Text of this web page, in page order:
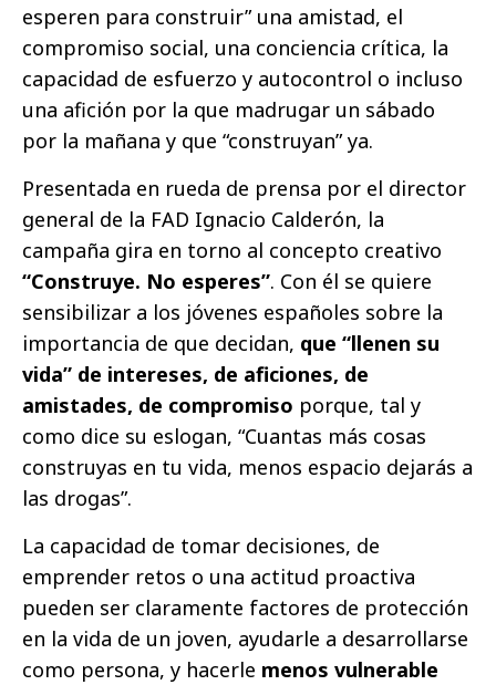
esperen para construir” una amistad, el
compromiso social, una conciencia crítica, la
capacidad de esfuerzo y autocontrol o incluso
una afición por la que madrugar un sábado
por la mañana y que “construyan” ya.
Presentada en rueda de prensa por el director
general de la FAD Ignacio Calderón, la
campaña gira en torno al concepto creativo
“Construye. No esperes”. Con él se quiere
sensibilizar a los jóvenes españoles sobre la
importancia de que decidan, que “llenen su
vida” de intereses, de aficiones, de
amistades, de compromiso porque, tal y
como dice su eslogan, “Cuantas más cosas
construyas en tu vida, menos espacio dejarás a
las drogas”.
La capacidad de tomar decisiones, de
emprender retos o una actitud proactiva
pueden ser claramente factores de protección
en la vida de un joven, ayudarle a desarrollarse
como persona, y hacerle menos vulnerable